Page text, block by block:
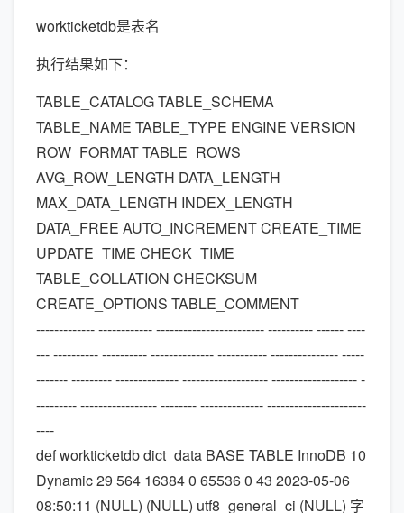
workticketdb是表名
执行结果如下：
TABLE_CATALOG TABLE_SCHEMA
TABLE_NAME TABLE_TYPE ENGINE VERSION
ROW_FORMAT TABLE_ROWS
AVG_ROW_LENGTH DATA_LENGTH
MAX_DATA_LENGTH INDEX_LENGTH
DATA_FREE AUTO_INCREMENT CREATE_TIME
UPDATE_TIME CHECK_TIME
TABLE_COLLATION CHECKSUM
CREATE_OPTIONS TABLE_COMMENT
------------- ------------ ------------------------ ---------- ------ ----
--- ---------- ---------- -------------- ----------- --------------- -----
------- --------- -------------- ------------------- ------------------- -
--------- ----------------- -------- -------------- ----------------------
----
def workticketdb dict_data BASE TABLE InnoDB 10
Dynamic 29 564 16384 0 65536 0 43 2023-05-06
08:50:11 (NULL) (NULL) utf8_general_ci (NULL) 字